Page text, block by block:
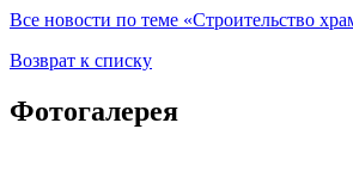
Все новости по теме «Строительство
Возврат к списку
Фотогалерея